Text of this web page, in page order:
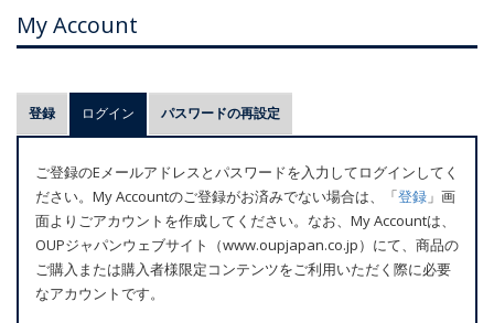
My Account
プ
ラ
マ
リ
ー
タ
ブ
登録 ログイン (アクティブなタブ)
パスワードの再設定
ご登録のEメールアドレスとパスワードを入力してログインしてく
ださい。My Accountのご登録がお済みでない場合は、「登録 」画
面よりごアカウントを作成してください。なお、My Accountは、
OUPジャパンウェブサイト（www.oupjapan.co.jp）にて、商品の
ご購入または購入者様限定コンテンツをご利用いただく際に必要
なアカウントです。